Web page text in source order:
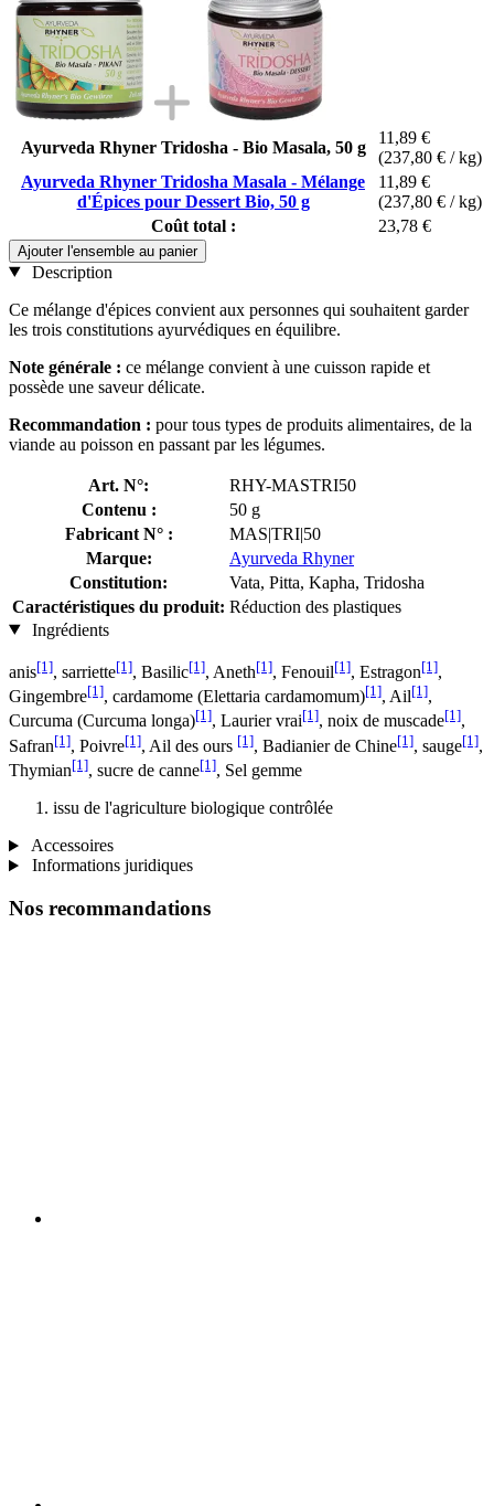
Ayurveda Rhyner Tridosha - Bio Masala, 50 g
11,89 €
(237,80 € / kg)
Ayurveda Rhyner Tridosha Masala - Mélange
d'Épices pour Dessert Bio, 50 g
11,89 €
(237,80 € / kg)
Coût total :
23,78 €
Ajouter l'ensemble au panier
Description
Ce mélange d'épices convient aux personnes qui souhaitent garder
les trois constitutions ayurvédiques en équilibre.
Note générale : ce mélange convient à une cuisson rapide et
possède une saveur délicate.
Recommandation : pour tous types de produits alimentaires, de la
viande au poisson en passant par les légumes.
Art. N°:
RHY-MASTRI50
Contenu :
50 g
Fabricant N° :
MAS|TRI|50
Marque:
Ayurveda Rhyner
Constitution:
Vata, Pitta, Kapha, Tridosha
Caractéristiques du produit: Réduction des plastiques
Ingrédients
anis[1], sarriette[1], Basilic[1], Aneth[1], Fenouil[1], Estragon[1],
Gingembre[1], cardamome (Elettaria cardamomum)[1], Ail[1],
Curcuma (Curcuma longa)[1], Laurier vrai[1], noix de muscade[1],
Safran[1], Poivre[1], Ail des ours [1], Badianier de Chine[1], sauge[1],
Thymian[1], sucre de canne[1], Sel gemme
issu de l'agriculture biologique contrôlée
Accessoires
Informations juridiques
Nos recommandations